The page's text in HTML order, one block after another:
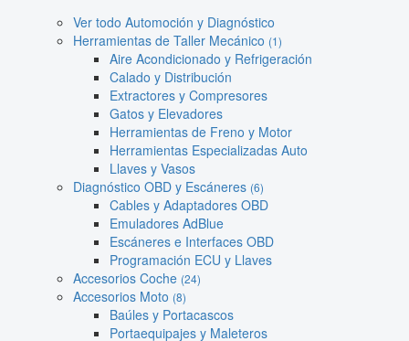
Ver todo Automoción y Diagnóstico
Herramientas de Taller Mecánico (1)
Aire Acondicionado y Refrigeración
Calado y Distribución
Extractores y Compresores
Gatos y Elevadores
Herramientas de Freno y Motor
Herramientas Especializadas Auto
Llaves y Vasos
Diagnóstico OBD y Escáneres (6)
Cables y Adaptadores OBD
Emuladores AdBlue
Escáneres e Interfaces OBD
Programación ECU y Llaves
Accesorios Coche (24)
Accesorios Moto (8)
Baúles y Portacascos
Portaequipajes y Maleteros